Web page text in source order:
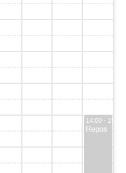
14:00 - 19:00
Repos